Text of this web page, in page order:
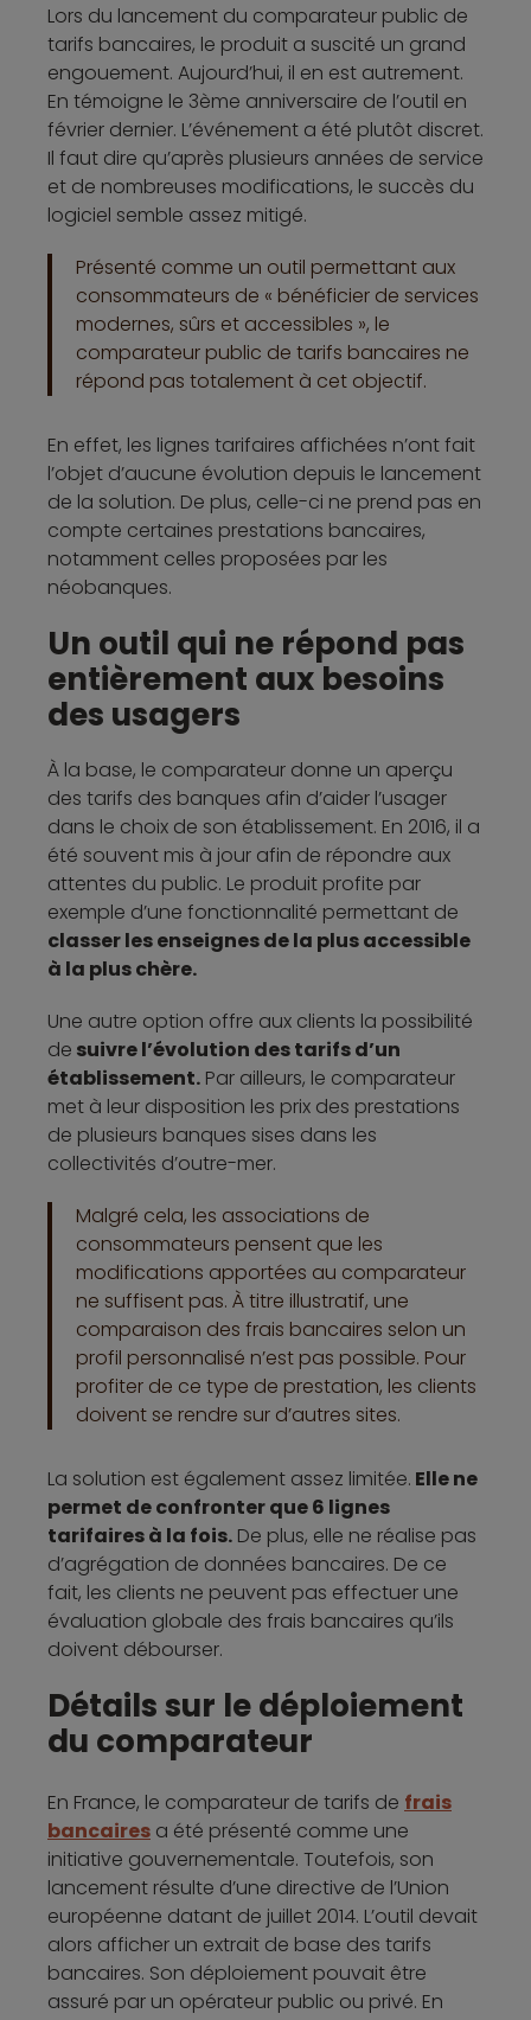
Lors du lancement du comparateur public de
tarifs bancaires, le produit a suscité un grand
engouement. Aujourd’hui, il en est autrement.
En témoigne le 3ème anniversaire de l’outil en
février dernier. L’événement a été plutôt discret.
Il faut dire qu’après plusieurs années de service
et de nombreuses modifications, le succès du
logiciel semble assez mitigé.
Présenté comme un outil permettant aux
consommateurs de « bénéficier de services
modernes, sûrs et accessibles », le
comparateur public de tarifs bancaires ne
répond pas totalement à cet objectif.
En effet, les lignes tarifaires affichées n’ont fait
l’objet d’aucune évolution depuis le lancement
de la solution. De plus, celle-ci ne prend pas en
compte certaines prestations bancaires,
notamment celles proposées par les
néobanques.
Un outil qui ne répond pas
entièrement aux besoins
des usagers
À la base, le comparateur donne un aperçu
des tarifs des banques afin d’aider l’usager
dans le choix de son établissement. En 2016, il a
été souvent mis à jour afin de répondre aux
attentes du public. Le produit profite par
exemple d’une fonctionnalité permettant de
classer les enseignes de la plus accessible
à la plus chère.
Une autre option offre aux clients la possibilité
de suivre l’évolution des tarifs d’un
établissement. Par ailleurs, le comparateur
met à leur disposition les prix des prestations
de plusieurs banques sises dans les
collectivités d’outre-mer.
Malgré cela, les associations de
consommateurs pensent que les
modifications apportées au comparateur
ne suffisent pas. À titre illustratif, une
comparaison des frais bancaires selon un
profil personnalisé n’est pas possible. Pour
profiter de ce type de prestation, les clients
doivent se rendre sur d’autres sites.
La solution est également assez limitée. Elle ne
permet de confronter que 6 lignes
tarifaires à la fois. De plus, elle ne réalise pas
d’agrégation de données bancaires. De ce
fait, les clients ne peuvent pas effectuer une
évaluation globale des frais bancaires qu’ils
doivent débourser.
Détails sur le déploiement
du comparateur
En France, le comparateur de tarifs de frais
bancaires a été présenté comme une
initiative gouvernementale. Toutefois, son
lancement résulte d’une directive de l’Union
européenne datant de juillet 2014. L’outil devait
alors afficher un extrait de base des tarifs
bancaires. Son déploiement pouvait être
assuré par un opérateur public ou privé. En